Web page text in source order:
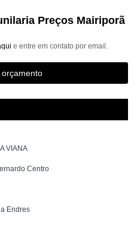
Preços Mairiporã
e entre em contato por email.
VIANA
Centro
Endres